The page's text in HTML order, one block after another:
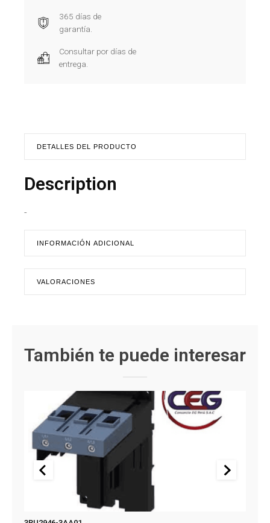
365 días de
garantía.
Consultar por días de
entrega.
DETALLES DEL PRODUCTO
Description
-
INFORMACIÓN ADICIONAL
VALORACIONES
También te puede interesar